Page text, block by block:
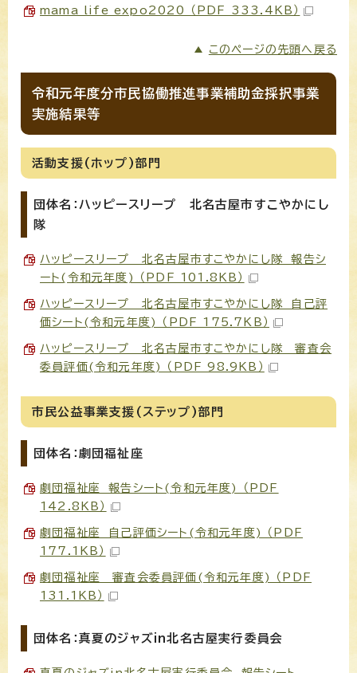
mama life expo2020 （PDF 333.4KB）
このページの先頭へ戻る
令和元年度分市民協働推進事業補助金採択事業
実施結果等
活動支援(ホップ)部門
団体名：ハッピースリープ 北名古屋市すこやかにし
隊
ハッピースリープ 北名古屋市すこやかにし隊 報告シ
ート(令和元年度) （PDF 101.8KB）
ハッピースリープ 北名古屋市すこやかにし隊 自己評
価シート(令和元年度) （PDF 175.7KB）
ハッピースリープ 北名古屋市すこやかにし隊 審査会
委員評価(令和元年度) （PDF 98.9KB）
市民公益事業支援(ステップ)部門
団体名：劇団福祉座
劇団福祉座 報告シート(令和元年度) （PDF
142.8KB）
劇団福祉座 自己評価シート(令和元年度) （PDF
177.1KB）
劇団福祉座 審査会委員評価(令和元年度) （PDF
131.1KB）
団体名：真夏のジャズin北名古屋実行委員会